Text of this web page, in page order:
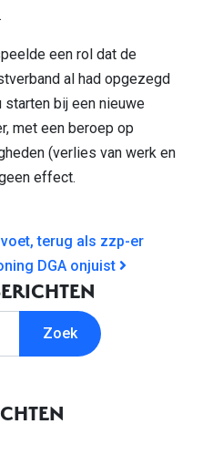
een rol dat de
al had opgezegd
bij een nieuwe
met een beroep op
(verlies van werk en
effect.
terug als zzp-er
DGA onjuist